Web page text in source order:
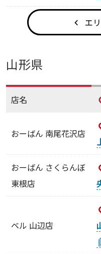
エ
山形県
店名
おーばん 南尾花沢店
おーばん さくらんぼ
東根店
ベル 山辺店